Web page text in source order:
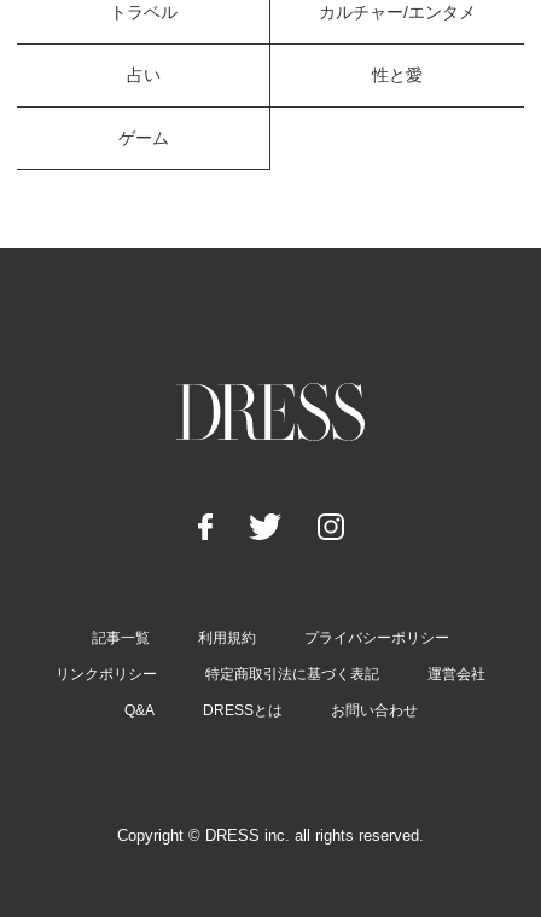
トラベル カルチャー/エンタメ
占い 性と愛
ゲーム
記事一覧 利用規約 プライバシーポリシー
リンクポリシー 特定商取引法に基づく表記 運営会社
Q&A DRESSとは お問い合わせ
Copyright © DRESS inc. all rights reserved.